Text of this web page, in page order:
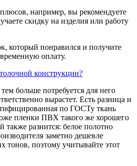
например, вы рекомендуете
скидку на изделия или работу
который понравился и получите
оплату.
конструкции?
больше потребуется для него
вырастет. Есть разница и
по ГОСТу ткань
пленки ПВХ такого же хорошего
также разнится: белое полотно
заметно дешевле
тонов, поэтому учитывайте этот